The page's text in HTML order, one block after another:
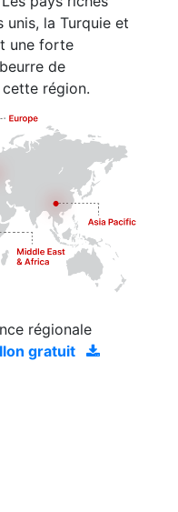
unis, la Turquie et
une forte
de
région.
régionale
gratuit